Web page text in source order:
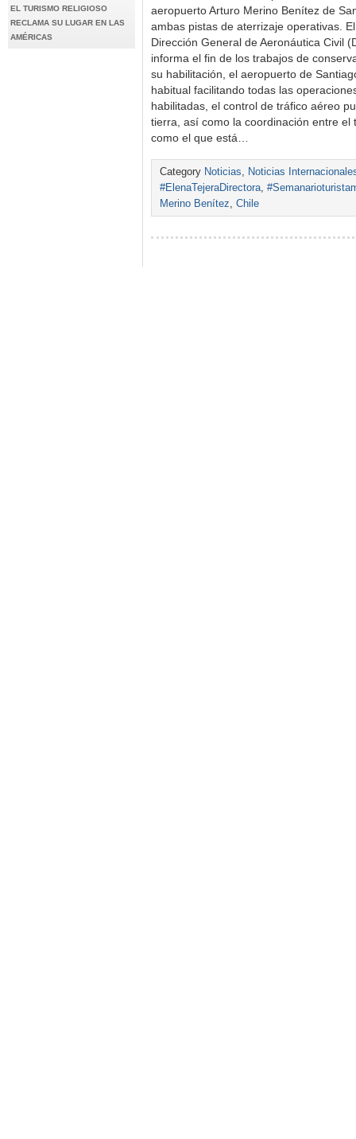
EL TURISMO RELIGIOSO
RECLAMA SU LUGAR EN LAS
AMÉRICAS
aeropuerto Arturo Merino Benítez de
ambas pistas de aterrizaje operativas.
Dirección General de Aeronáutica Civil
informa el fin de los trabajos de
su habilitación, el aeropuerto de
habitual facilitando todas las
habilitadas, el control de tráfico aéreo
tierra, así como la coordinación entre
como el que está…
Category Noticias, Noticias
#ElenaTejeraDirectora,
Merino Benítez, Chile